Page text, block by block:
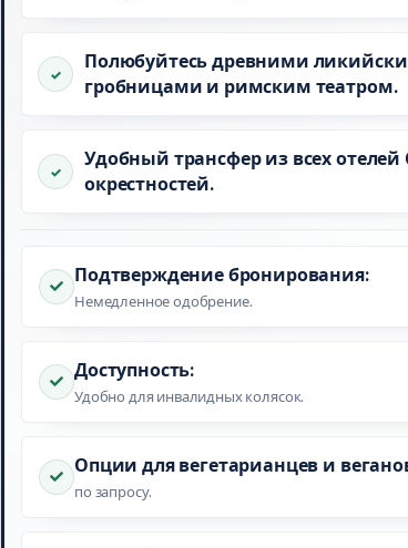
Полюбуйтесь древними
гробницами и римским театром.
Удобный трансфер из всех отелей
окрестностей.
Подтверждение бронирования:
Немедленное одобрение.
Доступность:
Удобно для инвалидных колясок.
Опции для вегетарианцев и
по запросу.